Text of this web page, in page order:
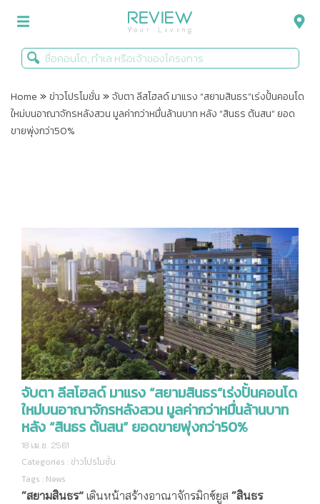
รีวิวคอนโด
รีวิวบ้าน
ข่าวโปรโมชั่น
Home »ข่าวโปรโมชั่น »จับตา ลีสโฮลด์ มาแรง “สยามสินธร”เร่งปั้นคอนโด
ใหม่บนอาณาจักรหลังสวน มูลค่ากว่าหมื่นล้านบาท หลัง “สินธร ต้นสน” ยอด
ขายพุ่งกว่า50%
จับตา ลีสโฮลด์ มาแรง “สยามสินธร”เร่งปั้นคอนโด
ใหม่บนอาณาจักรหลังสวน มูลค่ากว่าหมื่นล้านบาท
หลัง “สินธร ต้นสน” ยอดขายพุ่งกว่า50%
18 เม.ย. 2561
Categories : ข่าวโปรโมชั่น
Tags : News
“สยามสินธร” เดินหน้าสร้างอาณาจักรมิกซ์ยูส “สินธร